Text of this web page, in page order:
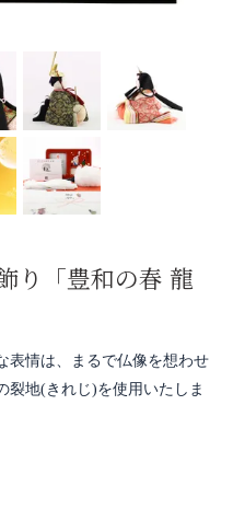
り「豊和の春 龍
表情は、まるで仏像を想わせ
裂地(きれじ)を使用いたしま